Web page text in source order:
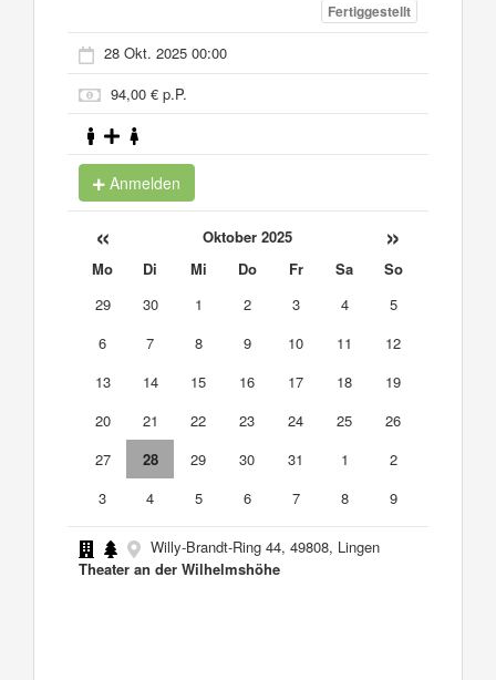
Fertiggestellt
28 Okt. 2025 00:00
94,00 € p.P.
Anmelden
« Oktober 2025 »
Mo Di Mi Do Fr Sa
So
29
30 1 2 3 4
5
6
7 8 9 10 11
12
13
14 15 16 17 18
19
20
21 22 23 24 25
26
27
28 29 30 31 1
2
3
4 5 6 7 8 9
Willy-Brandt-Ring 44, 49808, Lingen
Theater an der Wilhelmshöhe